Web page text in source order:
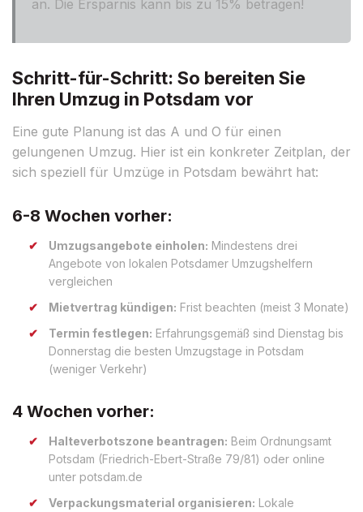
an. Die Ersparnis kann bis zu 15% betragen!
Schritt-für-Schritt: So bereiten Sie
Ihren Umzug in Potsdam vor
Eine gute Planung ist das A und O für einen
gelungenen Umzug. Hier ist ein konkreter Zeitplan, der
sich speziell für Umzüge in Potsdam bewährt hat:
6-8 Wochen vorher:
Umzugsangebote einholen: Mindestens drei
Angebote von lokalen Potsdamer Umzugshelfern
vergleichen
Mietvertrag kündigen: Frist beachten (meist 3 Monate)
Termin festlegen: Erfahrungsgemäß sind Dienstag bis
Donnerstag die besten Umzugstage in Potsdam
(weniger Verkehr)
4 Wochen vorher:
Halteverbotszone beantragen: Beim Ordnungsamt
Potsdam (Friedrich-Ebert-Straße 79/81) oder online
unter potsdam.de
Verpackungsmaterial organisieren: Lokale